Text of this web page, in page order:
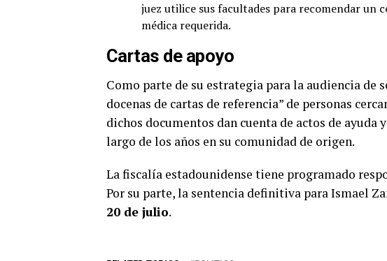
juez utilice sus facultades para recomendar un
médica requerida.
Cartas de apoyo
Como parte de su estrategia para la audiencia de
docenas de cartas de referencia” de personas
dichos documentos dan cuenta de actos de
largo de los años en su comunidad de origen.
La fiscalía estadounidense tiene programado
Por su parte, la sentencia definitiva para Ismael
20 de julio.